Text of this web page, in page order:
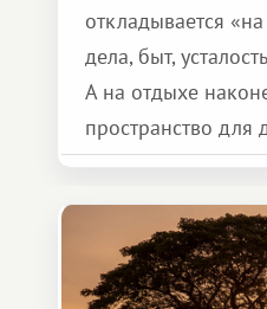
откладывается
дела, быт,
А на отдыхе
пространство
сделать для
особенное. Не
масштабное, но
и